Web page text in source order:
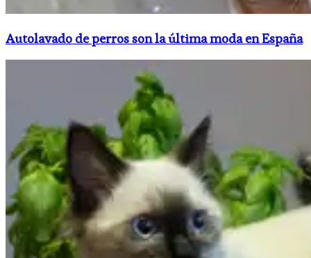
Autolavado de perros son la última moda en España